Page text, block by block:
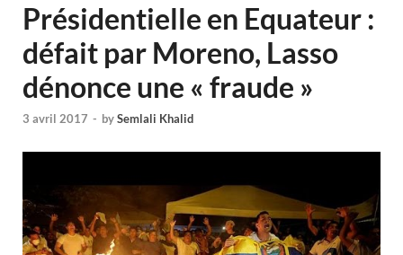
Présidentielle en Equateur :
défait par Moreno, Lasso
dénonce une « fraude »
3 avril 2017 - bySemlali Khalid